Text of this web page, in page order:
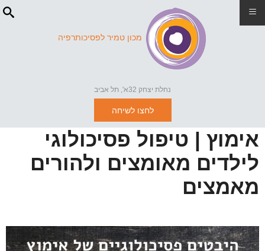
מכון טמיר לפסיכותרפיה
נחלת יצחק 32א', תל אביב
לחצו לשיחה
אימוץ | טיפול פסיכולוגי
לילדים מאומצים ולהורים
מאמצים
≡